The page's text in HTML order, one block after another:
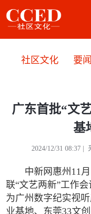
社区文化 要闻
广东首批“文
基
2024/12/31 08:37
中新网惠州11
联“文艺两新”工作
为广州数字纪实视
业基地、东莞33文